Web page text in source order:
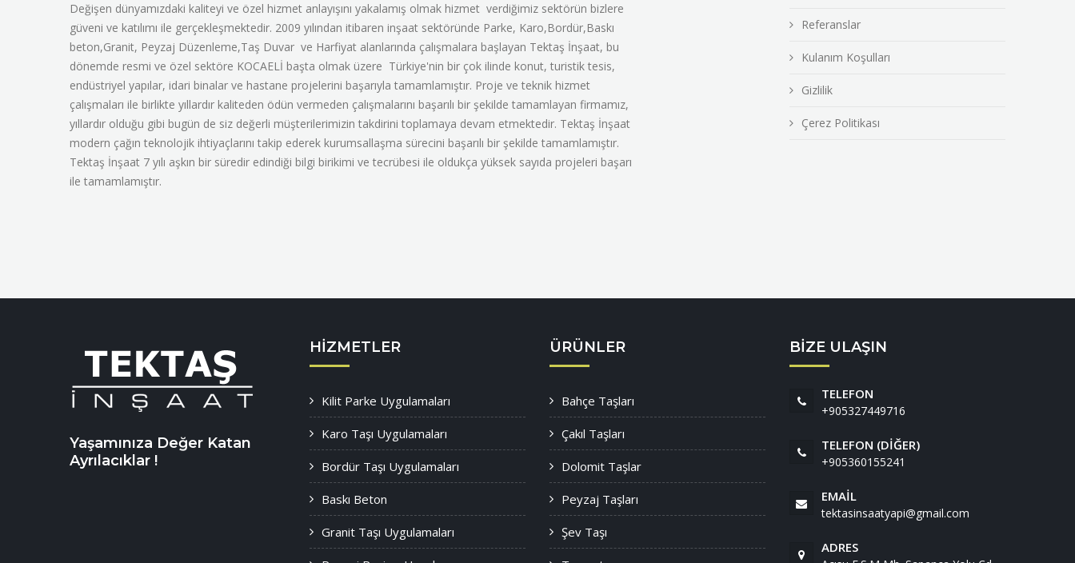
Değişen dünyamızdaki kaliteyi ve özel hizmet anlayışını yakalamış olmak hizmet verdiğimiz sektörün bizlere
güveni ve katılımı ile gerçekleşmektedir. 2009 yılından itibaren inşaat sektöründe Parke, Karo,Bordür,Baskı
beton,Granit, Peyzaj Düzenleme,Taş Duvar ve Harfiyat alanlarında çalışmalara başlayan Tektaş İnşaat, bu
dönemde resmi ve özel sektöre KOCAELİ başta olmak üzere Türkiye'nin bir çok ilinde konut, turistik tesis,
endüstriyel yapılar, idari binalar ve hastane projelerini başarıyla tamamlamıştır. Proje ve teknik hizmet
çalışmaları ile birlikte yıllardır kaliteden ödün vermeden çalışmalarını başarılı bir şekilde tamamlayan firmamız,
yıllardır olduğu gibi bugün de siz değerli müşterilerimizin takdirini toplamaya devam etmektedir. Tektaş İnşaat
modern çağın teknolojik ihtiyaçlarını takip ederek kurumsallaşma sürecini başarılı bir şekilde tamamlamıştır.
Tektaş İnşaat 7 yılı aşkın bir süredir edindiği bilgi birikimi ve tecrübesi ile oldukça yüksek sayıda projeleri başarı
ile tamamlamıştır.
Referanslar
Kulanım Koşulları
Gizlilik
Çerez Politikası
Yaşamınıza Değer Katan
Ayrılacıklar !
HIZMETLER
Kilit Parke Uygulamaları
Karo Taşı Uygulamaları
Bordür Taşı Uygulamaları
Baskı Beton
Granit Taşı Uygulamaları
ÜRÜNLER
Bahçe Taşları
Çakıl Taşları
Dolomit Taşlar
Peyzaj Taşları
Şev Taşı
BİZE ULAŞIN
TELEFON
+905327449716
TELEFON (DIĞER)
+905360155241
EMAIL
tektasinsaatyapi@gmail.com
ADRES